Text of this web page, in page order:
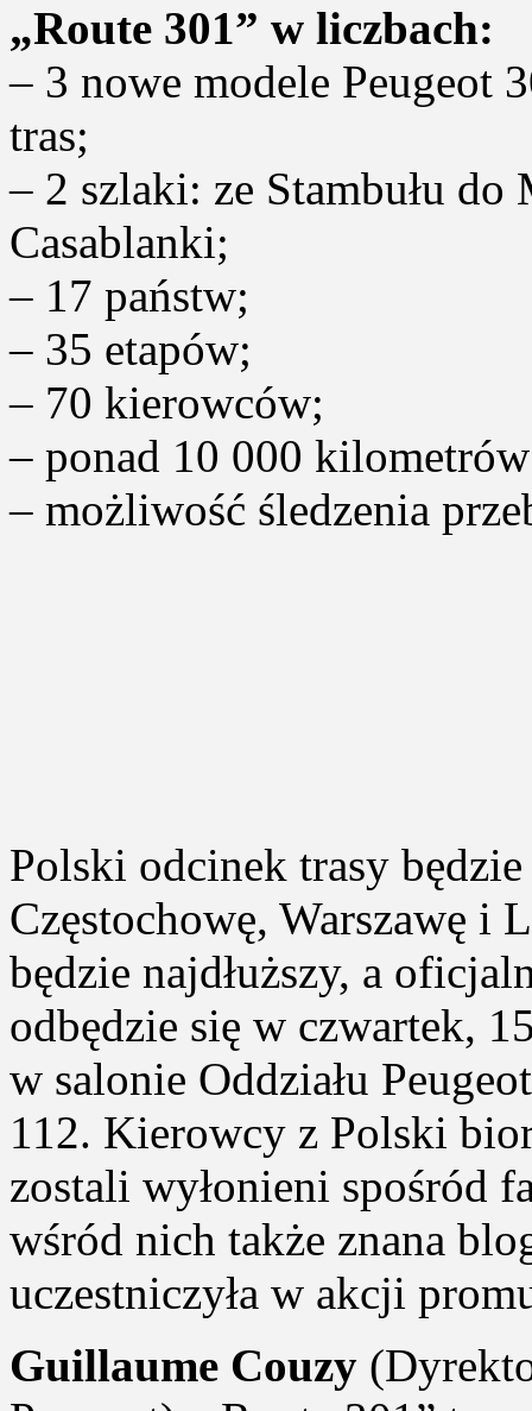
„Route 301” w liczbach:
– 3 nowe modele Peugeot
tras;
– 2 szlaki: ze Stambułu do
Casablanki;
– 17 państw;
– 35 etapów;
– 70 kierowców;
– ponad 10 000
– możliwość śledzenia
Polski odcinek trasy
Częstochowę, Warszawę i
będzie najdłuższy, a
odbędzie się w czwartek,
w salonie Oddziału
112. Kierowcy z Polski
zostali wyłonieni spośród
wśród nich także znana
uczestniczyła w akcji
Guillaume Couzy